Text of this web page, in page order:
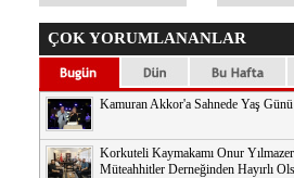
ÇOK YORUMLANANLAR
Kamuran Akkor'a Sahnede Yaş
Korkuteli Kaymakamı Onur
Müteahhitler Derneğinden Hayırlı